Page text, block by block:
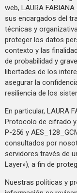
web, LAURA
sus encargados del
técnicas y
proteger los datos
contexto y las
de probabilidad y
libertades de los
asegurar la
resiliencia de los
En particular, LAURA
Protocolo de cifrado y
P-256 y
consultados por
servidores través de
Layer»), a fin de
Nuestras políticas y